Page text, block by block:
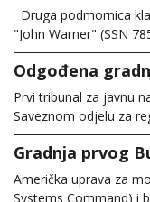
Druga podmornica
"John Warner" (SSN
Odgođena
Prvi tribunal za javnu
Saveznom odjelu za
Gradnja prvog
Američka uprava za
Systems Command) i